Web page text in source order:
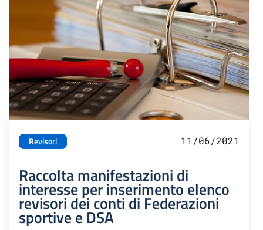
Revisori 11/06/2021
Raccolta manifestazioni di
interesse per inserimento elenco
revisori dei conti di Federazioni
sportive e DSA